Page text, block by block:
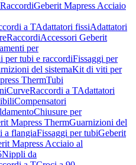
RaccordiGeberit Mapress Acciaio
a TAdattatori fissiAdattatori
RaccordiAccessori Geberit
per
per tubi e raccordiFissaggi per
del sistemaKit di viti per
ThermTubi
CurveRaccordi a TAdattatori
Compensatori
Chiusure per
Mapress ThermGuarnizioni del
a flangiaFissaggi per tubiGeberit
Mapress Acciaio al
Nippli da